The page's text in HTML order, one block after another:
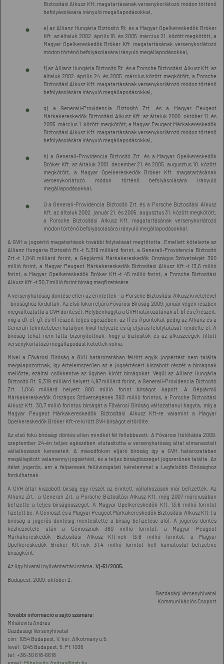
Biztosítási Alkusz Kft. magatartásának versenykorlátozó módon történő
befolyásolására irányuló megállapodásokkal,
e) az Allianz Hungária Biztosító Rt. és a Magyar Opelkereskedők Bróker
Kft. az általuk 2002. április 16. és 2005. március 21. között megkötött, a
Magyar Opelkereskedők Bróker Kft. magatartásának versenykorlátozó
módon történő befolyásolására irányuló megállapodásokkal,
f) az Allianz Hungária Biztosító Rt. és a Porsche Biztosítási Alkusz Kft. az
általuk 2002. április 24. és 2005. március között megkötött, a Porsche
Biztosítási Alkusz Kft. magatartásának versenykorlátozó módon történő
befolyásolására irányuló megállapodásokkal,
g) a Generali-Providencia Biztosító Zrt. és a Magyar Peugeot
Márkakereskedők Biztosítási Alkusz Kft. az általuk 2000. október 11. és
2005. március 1. között megkötött, a Magyar Peugeot Márkakereskedők
Biztosítási Alkusz Kft. magatartásának versenykorlátozó módon történő
befolyásolására irányuló megállapodásokkal,
h) a Generali-Providencia Biztosító Zrt. és a Magyar Opelkereskedők
Bróker Kft. az általuk 2001. december 21. és 2005. augusztus 10. között
megkötött, a Magyar Opelkereskedők Bróker Kft. magatartásának
versenykorlátozó módon történő befolyásolására irányuló
megállapodásokkal,
i) a Generali-Providencia Biztosító Zrt. és a Porsche Biztosítási Alkusz
Kft. az általuk 2002. január 21. és 2005. augusztus 31. között megkötött,
a Porsche Biztosítási Alkusz Kft. magatartásának versenykorlátozó
módon történő befolyásolására irányuló megállapodásokkal.
A GVH a jogsértő magatartások további folytatását megtiltotta. Emellett kötelezte az
Allianz Hungária Biztosító Rt.-t 5,319.milliárd forint, a Generali-Providencia Biztosító
Zrt.-t 1,046 milliárd forint, a Gépjármű Márkakereskedők Országos Szövetségét 360
millió forint, a Magyar Peugeot Márkakereskedők Biztosítási Alkusz Kft.-t 13,6 millió
forint, a Magyar Opelkereskedők Bróker Kft.-t 45 millió forint, a Porsche Biztosítási
Alkusz Kft.-t 30,7 millió forint bírság megfizetésére.
A versenyhatóság döntése ellen az érintettek - a Porsche Biztosítási Alkusz kivételével
- bírósághoz fordultak. Az első fokon eljáró Fővárosi Bíróság 2009. január végén részben
megváltoztatta a GVH döntését. Helybenhagyta a GVH határozatának a), b) és c) részeit,
míg a d), e), g), és h) részeit teljes egészében, az f) és i) pontokat pedig az Allianz és a
Generali tekintetében hatályon kívül helyezte és új eljárás lefolytatását rendelte el. A
bíróság tehát nem látta bizonyítottnak, hogy a biztosítók és az alkuszcégek tiltott
versenykorlátozó megállapodást kötöttek volna.
Mivel a Fővárosi Bíróság a GVH határozatában felrótt egyik jogsértést nem találta
megalapozottnak, így értelemszerűen az e jogsértésért kiszabott részét a bírságnak
mellőzte, ezáltal csökkentve az ügyben kirótt bírságokat. Végül az Allianz Hungária
Biztosító Rt. 5,319 milliárd helyett 4,97 milliárd forint, a Generali-Providencia Biztosító
Zrt. 1,046 milliárd helyett 880 millió forint bírságot kapott. A Gépjármű
Márkakereskedők Országos Szövetségének 360 millió forintos, a Porsche Biztosítási
Alkusz Kft. 30,7 millió forintos bírságát a Fővárosi Bíróság változatlanul hagyta, míg a
Magyar Peugeot Márkakereskedők Biztosítási Alkusz Kft-re valamint a Magyar
Opelkereskedők Bróker Kft-re kirótt GVH bírságot eltörölte.
Az első fokú bírósági döntés ellen mindkét fél fellebbezett. A Fővárosi Ítélőtábla 2009.
szeptember 24-én teljes egészében elutasította a versenyhatóság által elmarasztalt
vállalkozások kereseteit. A másodfokon eljáró bíróság így a GVH határozatában
megállapított valamennyi jogsértést, és a teljes bírságösszeget jogszerűnek találta. Az
ítélet jogerős, ám a felperesek felülvizsgálati kérelemmel a Legfelsőbb Bírósághoz
fordulhatnak.
A GVH által kiszabott bírság egy részét az érintett vállalkozások már befizették. Az
Allianz Zrt., a Generali Zrt, a Porsche Biztosítási Alkusz Kft. még 2007 márciusában
befizette a teljes bírságösszeget. A Magyar Opelkereskedők Kft. 13,6 millió forintot
fizetett be. A Gémoszt és a Magyar Peugeot Márkakereskedők Biztosítási Alkusz Kft-t a
bíróság a jogerős döntésig mentesítette a bírság befizetése alól. A jogerős döntés
kézhezvétele után a Gémosznak 360 millió forintot, a Magyar Peugeot
Márkakereskedők Biztosítási Alkusz Kft-nek 13,6 millió forintot, a Magyar
Opelkereskedők Bróker Kft-nek 31,4 millió forintot kell kamatostul befizetnie
bírságként.
Az ügy hivatali nyilvántartási száma: Vj-51/2005.
Budapest, 2009. október 2.
Gazdasági Versenyhivatal
Kommunikációs Csoport
További információ a sajtó számára:
Mihálovits András
Gazdasági Versenyhivatal
cím: 1054 Budapest, V. ker. Alkotmány u.5.
levél: 1245 Budapest, 5. Pf. 1036
tel: +36-30 618-6618